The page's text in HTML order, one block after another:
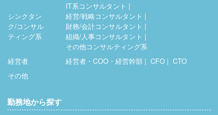
シンクタン
ク/コンサル
ティング系
IT系コンサルタント
経営/戦略コンサルタント
財務/会計コンサルタント
組織/人事コンサルタント
その他コンサルティング系
経営者
経営者・COO・経営幹部 CFO
CTO
その他
勤務地から探す